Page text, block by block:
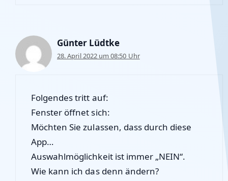
Günter Lüdtke
28. April 2022 um 08:50 Uhr
Folgendes tritt auf:
Fenster öffnet sich:
Möchten Sie zulassen, dass durch diese
App…
Auswahlmöglichkeit ist immer „NEIN“.
Wie kann ich das denn ändern?